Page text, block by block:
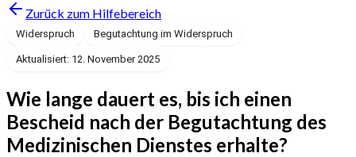
Zurück zum Hilfebereich
Widerspruch Begutachtung im Widerspruch
Aktualisiert: 12. November 2025
Wie lange dauert es, bis ich einen
Bescheid nach der Begutachtung des
Medizinischen Dienstes erhalte?